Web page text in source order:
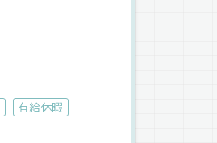
有給休暇